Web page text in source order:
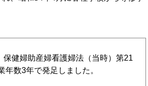
健婦助産婦看護婦法（当時）第21
数3年で発足しました。